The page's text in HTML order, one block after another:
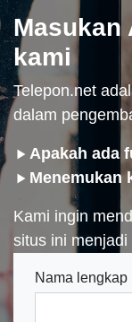
Masukan
kami
Telepon.net
dalam
Apakah ada
Menemukan
Kami ingin
situs ini
Nama lengkap